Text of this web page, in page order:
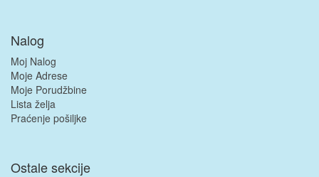
Nalog
Moj Nalog
Moje Adrese
Moje Porudžbine
Lista želja
Praćenje pošiljke
Ostale sekcije